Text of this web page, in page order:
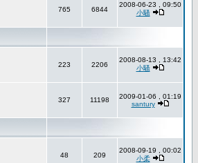
765 6844
2008-06-23 , 09:50
小騷
223 2206
2008-08-13 , 13:42
小騷
327 11198
2009-01-06 , 01:19
santury
48 209
2008-09-19 , 00:02
小柔